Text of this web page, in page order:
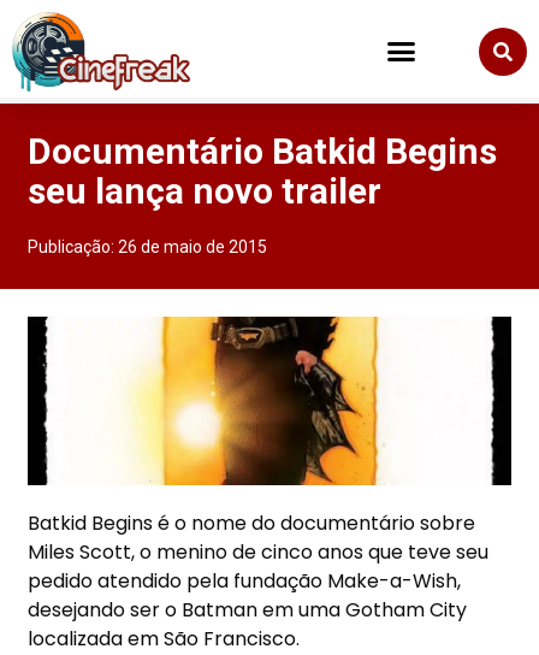
Documentário Batkid Begins
seu lança novo trailer
Publicação:26 de maio de 2015
Batkid Begins é o nome do documentário sobre
Miles Scott, o menino de cinco anos que teve seu
pedido atendido pela fundação Make-a-Wish,
desejando ser o Batman em uma Gotham City
localizada em São Francisco.